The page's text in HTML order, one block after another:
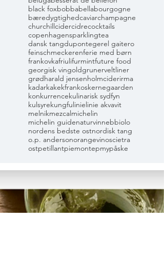
black foxbobbabellabourgogne
bæredygtighedcaviarchampagne
churchillcidercidrecocktails
copenhagensparklingtea
dansk tangdupontegerel gaitero
feinschmeckerenferie med børn
frankovkafriulifurmintfuture food
georgisk vingoldgrunerveltliner
grødharald jensenholmciderirma
kadarkakekfrankoskernegaarden
konkurrencekulinarisk sydfyn
kulsyrekungfulinielinie akvavit
melnikmezcalmichelin
michelin guidenaturvinnebbiolo
nordens bedste ostnordisk tang
o.p. andersonorangevinoscietra
ostpetillantpiemontepmypåske